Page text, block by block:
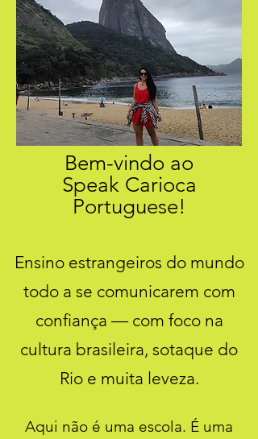
Bem-vindo ao
Speak Carioca
Portuguese!
Ensino estrangeiros do mundo
todo a se comunicarem com
confiança — com foco na
cultura brasileira, sotaque do
Rio e muita leveza.
Aqui não é uma escola. É uma